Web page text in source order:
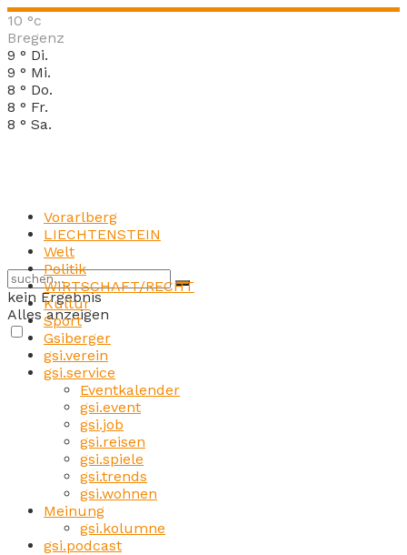
10 °c
Bregenz
9 ° Di.
9 ° Mi.
8 ° Do.
8 ° Fr.
8 ° Sa.
kein Ergebnis
Alles anzeigen
Vorarlberg
LIECHTENSTEIN
Welt
Politik
WIRTSCHAFT/RECHT
Kultur
Sport
Gsiberger
gsi.verein
gsi.service
Eventkalender
gsi.event
gsi.job
gsi.reisen
gsi.spiele
gsi.trends
gsi.wohnen
Meinung
gsi.kolumne
gsi.podcast